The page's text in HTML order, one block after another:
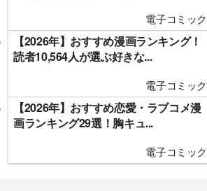
電子コミック
【2026年】おすすめ漫画ランキング！
読者10,564人が選ぶ好きな...
電子コミック
【2026年】おすすめ恋愛・ラブコメ漫
画ランキング29選！胸キュ...
電子コミック